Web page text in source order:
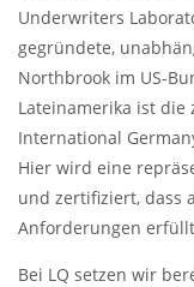
Underwriters
gegründete,
Northbrook im US-
Lateinamerika ist die
International
Hier wird eine
und zertifiziert, dass
Anforderungen
Bei LQ setzen wir